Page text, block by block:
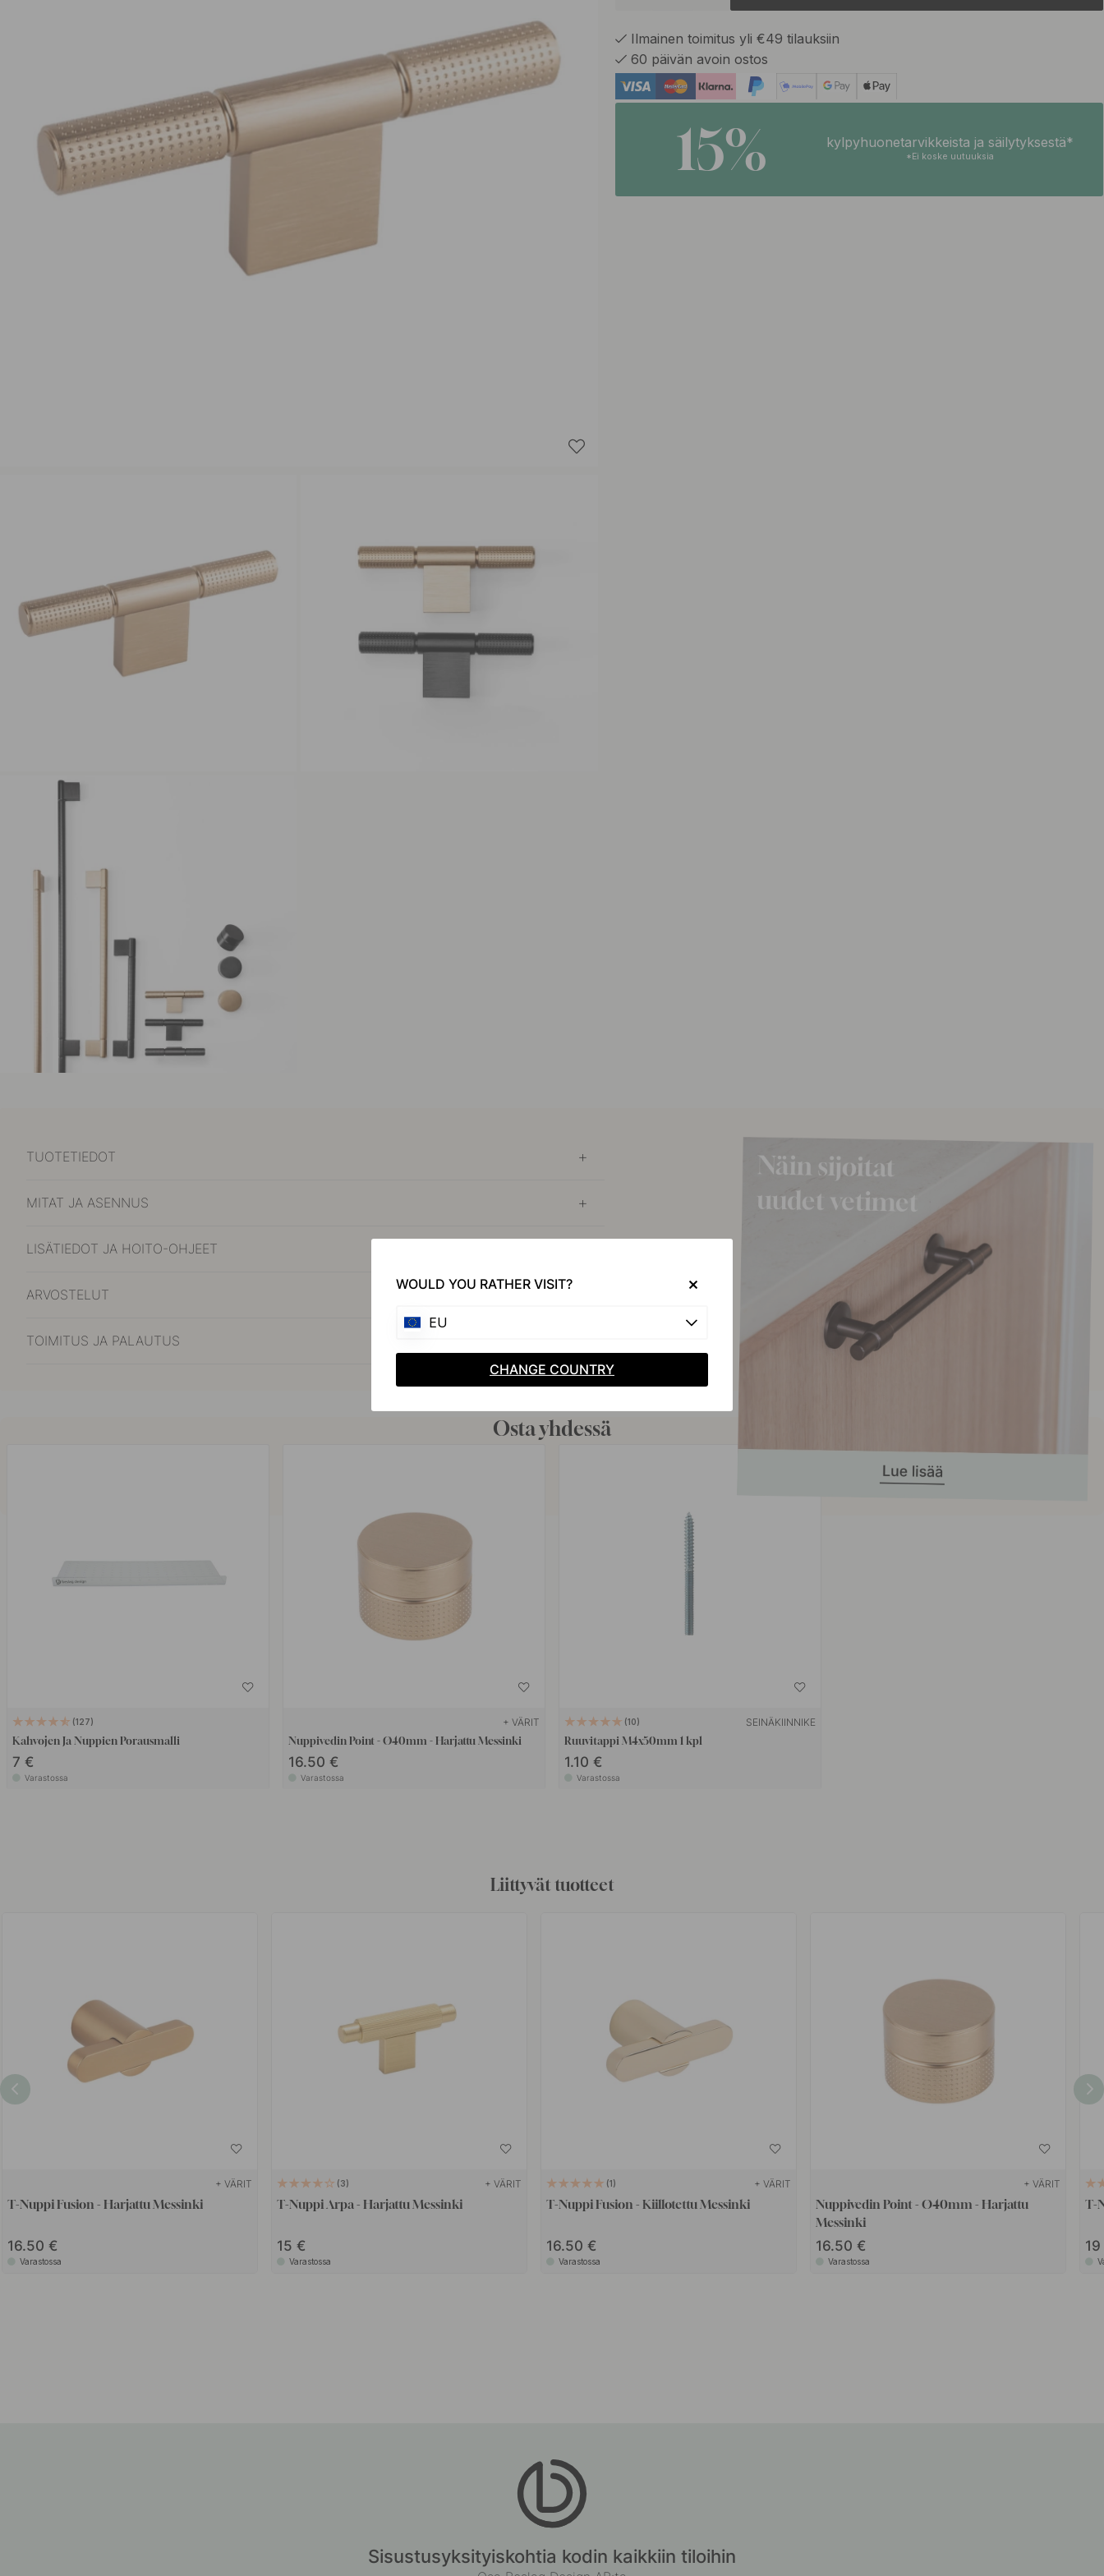
Ilmainen toimitus yli €49 tilauksiin
60 päivän avoin ostos
15% kylpyhuonetarvikkeista ja säilytyksestä*
*Ei koske uutuuksia
TUOTETIEDOT
MITAT JA ASENNUS
LISÄTIEDOT JA HOITO-OHJEET
ARVOSTELUT
TOIMITUS JA PALAUTUS
Osta yhdessä
127
Kahvojen Ja Nuppien Porausmalli
7 €
Varastossa
+ VÄRIT
Nuppivedin Point - Ø40mm - Harjattu Messinki
16.50 €
Varastossa
10 SEINÄKIINNIKE
Ruuvitappi M4x50mm 1 kpl
1.10 €
Varastossa
Liittyvät tuotteet
+ VÄRIT
T-Nuppi Fusion - Harjattu Messinki
16.50
Varastossa
3 + VÄRIT
T-Nuppi Arpa - Harjattu Messinki
15
Varastossa
1 + VÄRIT
T-Nuppi Fusion - Kiillotettu Messinki
16.50
Varastossa
+ VÄRIT
Nuppivedin Point - Ø40mm - Harjattu
Messinki
16.50
Varastossa
T-
Sisustusyksityiskohtia kodin kaikkiin tiloihin
WOULD YOU RATHER VISIT?
EU
CHANGE COUNTRY